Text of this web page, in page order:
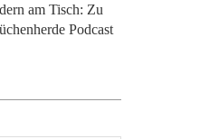
am Tisch: Zu
Podcast